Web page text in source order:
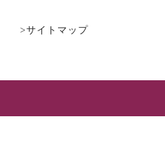
>サイトマップ